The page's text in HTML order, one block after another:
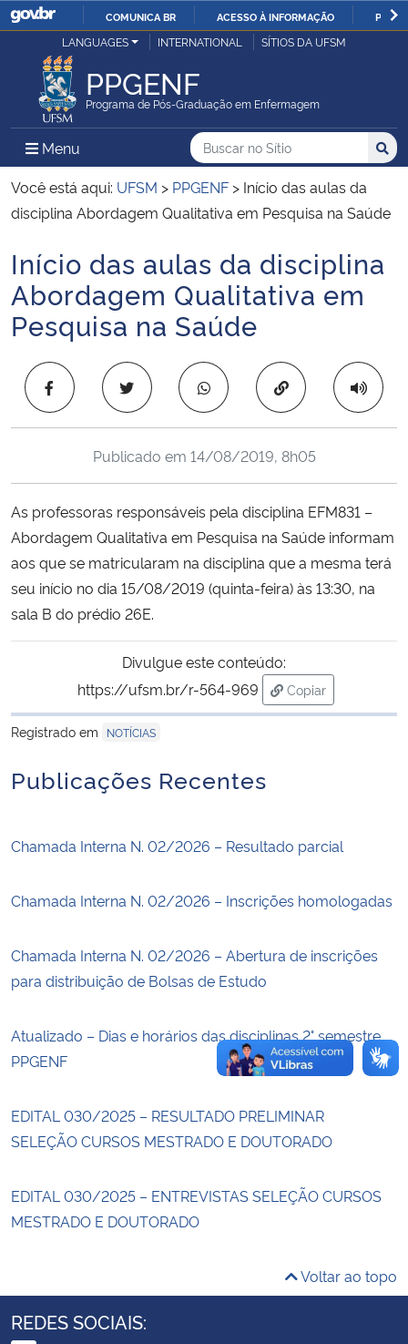
IR
COMUNICA BR ACESSO À INFORMAÇÃO
Ministério da Justiça e Segurança Pública
Ministério da Defesa
Ministério das Relações Exteriores
Ministério da Infraestrutura
Ministério da Agricultura, Pecuária e Abastecimento
Ministério da Educação
Ministério de Minas e Energia
Ministério da Ciência, Tecnologia, Inovações e Comunicações
Ministério do Meio Ambiente
Ministério do Desenvolvimento Regional
Secretaria de Governo
Gabinete de Segurança Institucional
LANGUAGES INTERNATIONAL SÍTIOS DA UFSM
PPGENF
Programa de Pós-Graduação em Enfermagem
Menu Menu Principal do Sítio
Busca
Buscar no no Sítio
Busca:
Você está aqui: UFSM > PPGENF > Início das aulas da
disciplina Abordagem Qualitativa em Pesquisa na Saúde
Início do conteúdo
Início das aulas da disciplina
Abordagem Qualitativa em
Pesquisa na Saúde
Copiar para área
Publicado em 14/08/2019, 8h05
As professoras responsáveis pela disciplina EFM831 –
Abordagem Qualitativa em Pesquisa na Saúde informam
aos que se matricularam na disciplina que a mesma terá
seu início no dia 15/08/2019 (quinta-feira) às 13:30, na
sala B do prédio 26E.
Divulgue este conteúdo:
https://ufsm.br/r-564-969
Copiar
para área de
Registrado em
NOTÍCIAS
Publicações Recentes
Chamada Interna N. 02/2026 – Resultado parcial
Chamada Interna N. 02/2026 – Inscrições homologadas
Chamada Interna N. 02/2026 – Abertura de inscrições
para distribuição de Bolsas de Estudo
Atualizado – Dias e horários das disciplinas 2° semestre
PPGENF
EDITAL 030/2025 – RESULTADO PRELIMINAR
SELEÇÃO CURSOS MESTRADO E DOUTORADO
EDITAL 030/2025 – ENTREVISTAS SELEÇÃO CURSOS
MESTRADO E DOUTORADO
Voltar ao topo
REDES SOCIAIS: